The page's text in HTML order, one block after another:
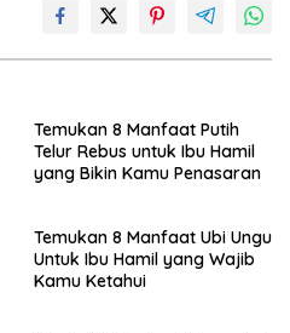
Temukan 8 Manfaat Putih
Telur Rebus untuk Ibu Hamil
yang Bikin Kamu Penasaran
Temukan 8 Manfaat Ubi Ungu
Untuk Ibu Hamil yang Wajib
Kamu Ketahui